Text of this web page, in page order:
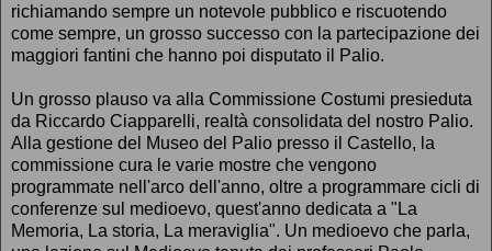
richiamando sempre un notevole pubblico e riscuotendo
come sempre, un grosso successo con la partecipazione dei
maggiori fantini che hanno poi disputato il Palio.
Un grosso plauso va alla Commissione Costumi presieduta
da Riccardo Ciapparelli, realtà consolidata del nostro Palio.
Alla gestione del Museo del Palio presso il Castello, la
commissione cura le varie mostre che vengono
programmate nell'arco dell'anno, oltre a programmare cicli di
conferenze sul medioevo, quest'anno dedicata a "La
Memoria, La storia, La meraviglia". Un medioevo che parla,